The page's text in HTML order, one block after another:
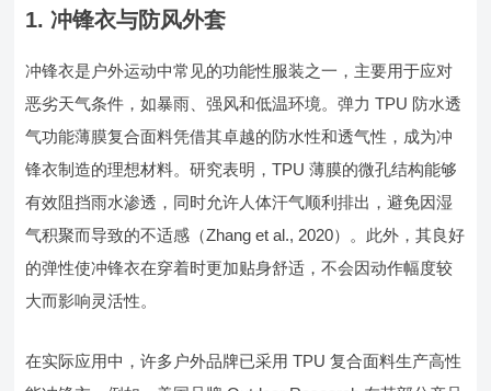
1. 冲锋衣与防风外套
冲锋衣是户外运动中常见的功能性服装之一，主要用于应对
恶劣天气条件，如暴雨、强风和低温环境。弹力 TPU 防水透
气功能薄膜复合面料凭借其卓越的防水性和透气性，成为冲
锋衣制造的理想材料。研究表明，TPU 薄膜的微孔结构能够
有效阻挡雨水渗透，同时允许人体汗气顺利排出，避免因湿
气积聚而导致的不适感（Zhang et al., 2020）。此外，其良好
的弹性使冲锋衣在穿着时更加贴身舒适，不会因动作幅度较
大而影响灵活性。
在实际应用中，许多户外品牌已采用 TPU 复合面料生产高性